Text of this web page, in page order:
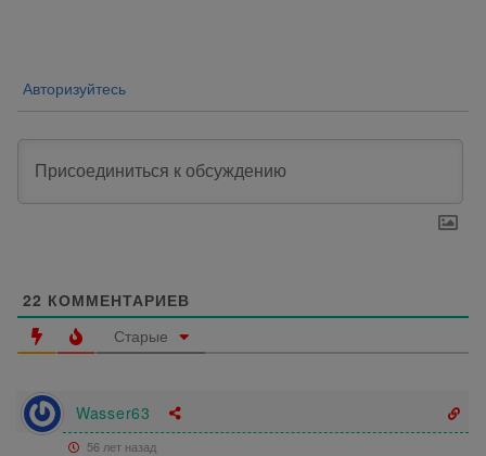
Авторизуйтесь
22 КОММЕНТАРИЕВ
Старые
Wasser63
56 лет назад